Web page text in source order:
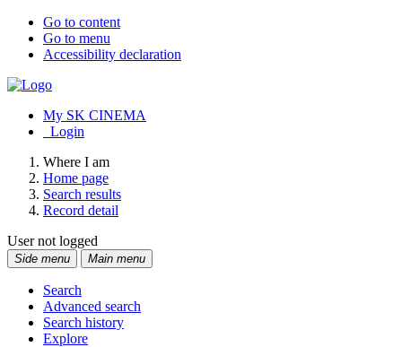
Go to content
Go to menu
Accessibility declaration
My SK CINEMA
Login
Where I am
Home page
Search results
Record detail
User not logged
Side menu Main menu
Search
Advanced search
Search history
Explore